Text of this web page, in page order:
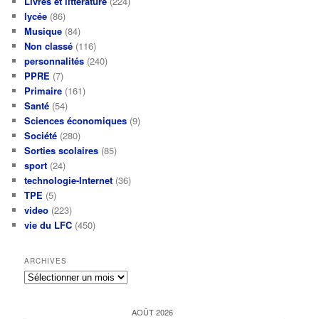
lycée (86)
Musique (84)
Non classé (116)
personnalités (240)
PPRE (7)
Primaire (161)
Santé (54)
Sciences économiques (9)
Société (280)
Sorties scolaires (85)
sport (24)
technologie-Internet (36)
TPE (5)
video (223)
vie du LFC (450)
ARCHIVES
Archives
AOÛT 2026